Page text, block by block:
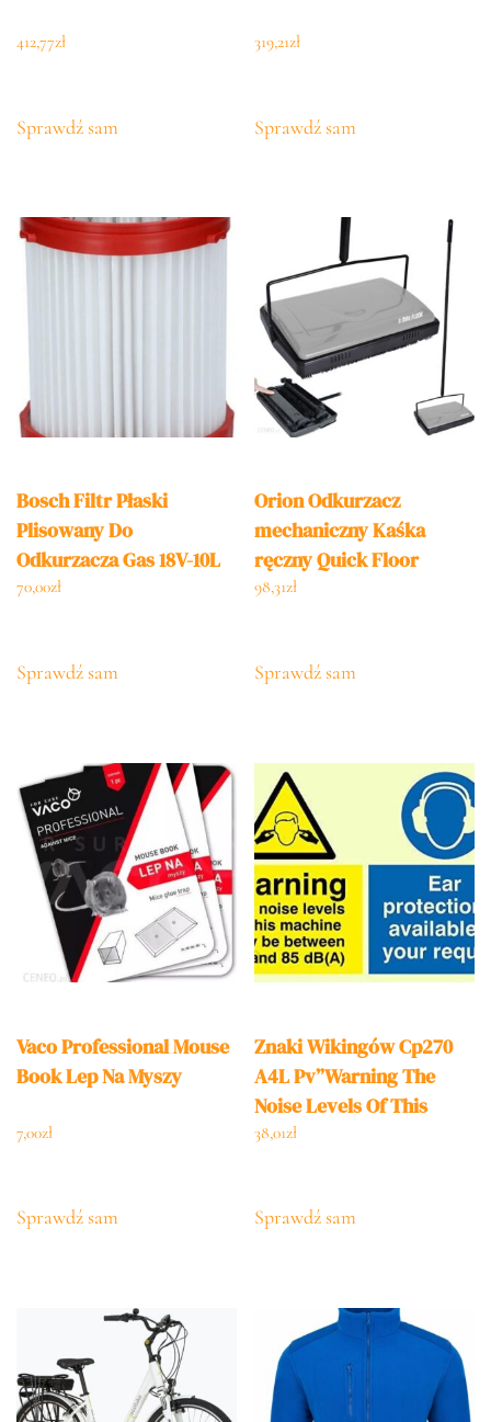
412,77zł
Sprawdź sam
319,21zł
Sprawdź sam
Bosch Filtr Płaski
Plisowany Do
Odkurzacza Gas 18V-10L
2608000663
70,00zł
Sprawdź sam
Orion Odkurzacz
mechaniczny Kaśka
ręczny Quick Floor
710224
98,31zł
Sprawdź sam
Vaco Professional Mouse
Book Lep Na Myszy
7,00zł
Sprawdź sam
Znaki Wikingów Cp270
A4L Pv”Warning The
Noise Levels Of This
Machine May Be Between
Naklejka Winylowa
38,01zł
Sprawdź sam